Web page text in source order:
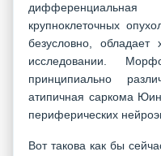
крупноклеточных
безусловно, обладает
исследовании.
принципиально
атипичная саркома
периферических
Вот такова как бы